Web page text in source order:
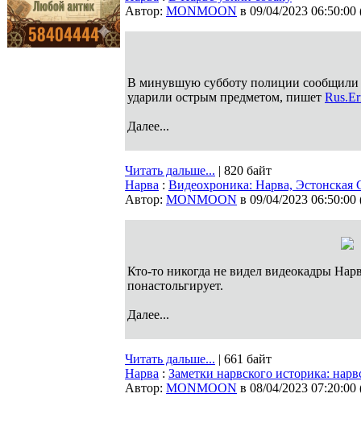
Автор: MONMOON в 09/04/2023 06:50:00
В минувшую субботу полиции сообщили
ударили острым предметом, пишет
Далее...
Читать дальше... | 820 байт
Нарва : Видеохроника: Нарва, Эстонская
Автор: MONMOON в 09/04/2023 06:50:00
Кто-то никогда не видел видеокадры
понастольгирует.
Далее...
Читать дальше... | 661 байт
Нарва : Заметки нарвского историка:
Автор: MONMOON в 08/04/2023 07:20:00